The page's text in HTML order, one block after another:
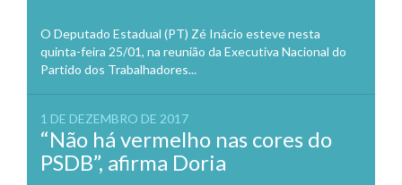
O Deputado Estadual (PT) Zé Inácio esteve nesta
quinta-feira 25/01, na reunião da Executiva Nacional do
Partido dos Trabalhadores...
1 DE DEZEMBRO DE 2017
“Não há vermelho nas cores do
PSDB”, afirma Doria